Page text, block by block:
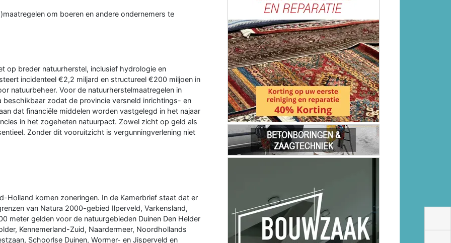
om boeren en andere ondernemers te
op breder natuurherstel, inclusief hydrologie en
incidenteel €2,2 miljard en structureel €200 miljoen in
natuurbeheer. Voor de natuurherstelmaatregelen in
zodat de provincie versneld inrichtings- en
dat financiële middelen worden vastgelegd in het najaar
in het zogeheten natuurpact. Zowel zicht op geld als
Zonder dit vooruitzicht is vergunningverlening niet
Holland komen zoneringen. In de Kamerbrief staat dat er
van Natura 2000-gebied Ilperveld, Varkensland,
meter gelden voor de natuurgebieden Duinen Den Helder
Kennemerland-Zuid, Naardermeer, Noordhollands
Schoorlse Duinen, Wormer- en Jisperveld en